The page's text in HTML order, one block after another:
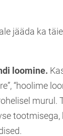
jääda ka
loomine.
“hoolime
murul.